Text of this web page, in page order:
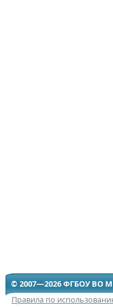
© 2007—2026 ФГБОУ ВО
Правила по